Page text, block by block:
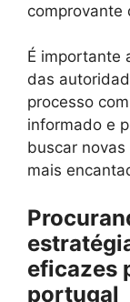
comprovante
É importante
das
processo
informado e
buscar
mais
eficazes
portugal